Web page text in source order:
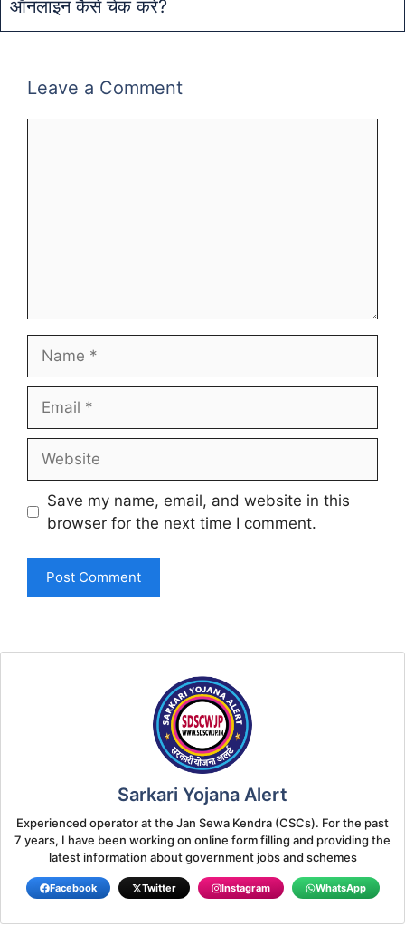
ऑनलाइन कैसे चेक करें?
Leave a Comment
Save my name, email, and website in this
browser for the next time I comment.
Sarkari Yojana Alert
Experienced operator at the Jan Sewa Kendra (CSCs). For the past
7 years, I have been working on online form filling and providing the
latest information about government jobs and schemes
Facebook Twitter Instagram WhatsApp